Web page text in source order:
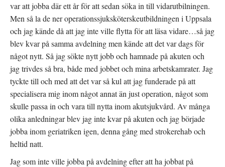
var att jobba där ett år för att sedan söka in till vidarutbilningen.
Men så la de ner operationssjuksköterskeutbildningen i Uppsala
och jag kände då att jag inte ville flytta för att läsa vidare…så jag
blev kvar på samma avdelning men kände att det var dags för
något nytt. Så jag sökte nytt jobb och hamnade på akuten och
jag trivdes så bra, både med jobbet och mina arbetskamrater. Jag
tyckte till och med att det var så kul att jag funderade på att
specialisera mig inom något annat än just operation, något som
skulle passa in och vara till nytta inom akutsjukvård. Av många
olika anledningar blev jag inte kvar på akuten och jag började
jobba inom geriatriken igen, denna gång med strokerehab och
heltid natt.
Jag som inte ville jobba på avdelning efter att ha jobbat på